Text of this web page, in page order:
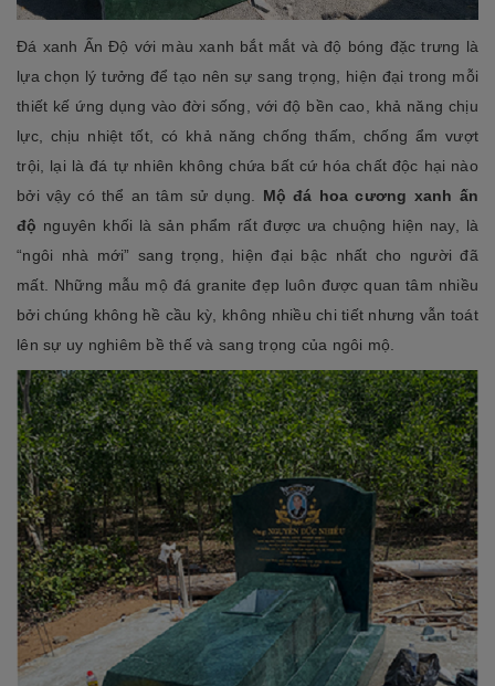
Đá xanh Ấn Độ với màu xanh bắt mắt và độ bóng đặc trưng là
lựa chọn lý tưởng để tạo nên sự sang trọng, hiện đại trong mỗi
thiết kế ứng dụng vào đời sống, với độ bền cao, khả năng chịu
lực, chịu nhiệt tốt, có khả năng chống thấm, chống ẩm vượt
trội, lại là đá tự nhiên không chứa bất cứ hóa chất độc hại nào
bởi vậy có thể an tâm sử dụng. Mộ đá hoa cương xanh ấn
độ nguyên khối là sản phẩm rất được ưa chuộng hiện nay, là
“ngôi nhà mới” sang trọng, hiện đại bậc nhất cho người đã
mất. Những mẫu mộ đá granite đẹp luôn được quan tâm nhiều
bởi chúng không hề cầu kỳ, không nhiều chi tiết nhưng vẫn toát
lên sự uy nghiêm bề thế và sang trọng của ngôi mộ.